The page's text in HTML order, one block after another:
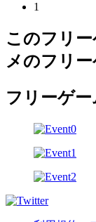
1
このフリ
メのフリ
フリーゲー